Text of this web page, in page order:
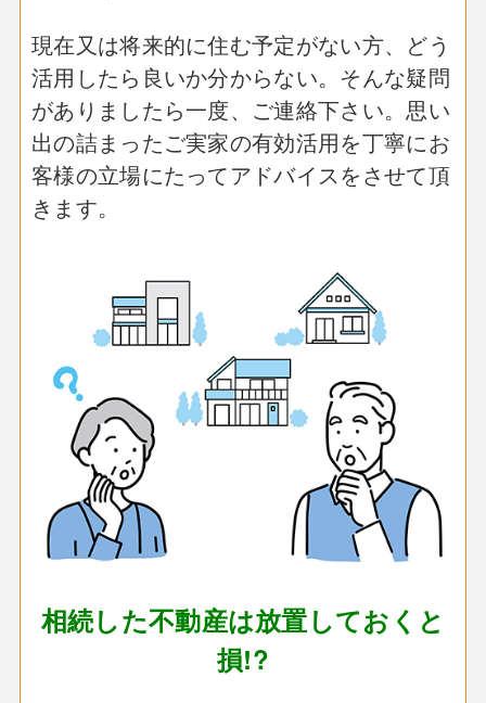
現在又は将来的に住む予定がない方、どう
活用したら良いか分からない。 そんな疑問
がありましたら一度、ご連絡下さい。思い
出の詰まったご実家の有効活用を丁寧にお
客様の立場にたってアドバイスをさせて頂
きます。
相続した不動産は放置しておくと
損!?